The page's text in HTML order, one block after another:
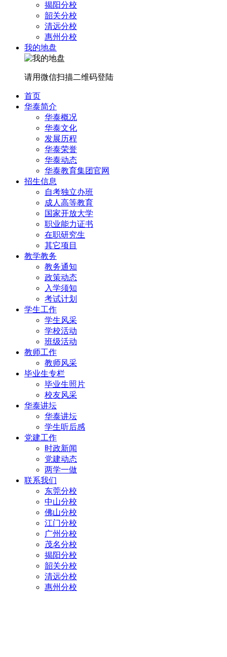
揭阳分校
韶关分校
清远分校
惠州分校
我的地盘
请用微信扫描二维码登陆
首页
华泰简介
华泰概况
华泰文化
发展历程
华泰荣誉
华泰动态
华泰教育集团官网
招生信息
自考独立办班
成人高等教育
国家开放大学
职业能力证书
在职研究生
其它项目
教学教务
教务通知
政策动态
入学须知
考试计划
学生工作
学生风采
学校活动
班级活动
教师工作
教师风采
毕业生专栏
毕业生照片
校友风采
华泰讲坛
华泰讲坛
学生听后感
党建工作
时政新闻
党建动态
两学一做
联系我们
东莞分校
中山分校
佛山分校
江门分校
广州分校
茂名分校
揭阳分校
韶关分校
清远分校
惠州分校